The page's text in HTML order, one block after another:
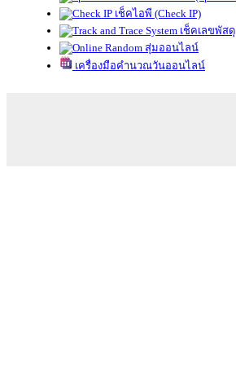
เช็คไอพี (Check IP)
เช็คเลขพัสดุ
สุ่มออนไลน์
เครื่องมือคำนวณวันออนไลน์